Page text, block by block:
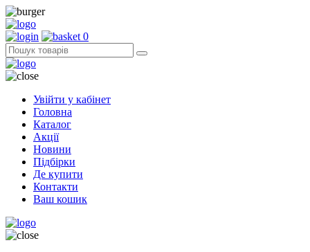
0
Увійти у кабінет
Головна
Каталог
Акції
Новини
Підбірки
Де купити
Контакти
Ваш кошик